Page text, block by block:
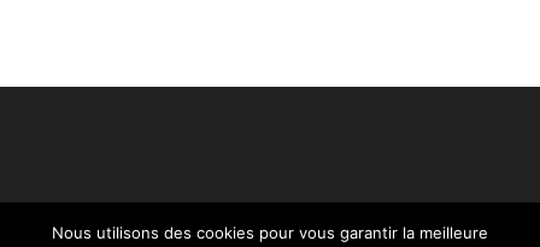
Nous utilisons des cookies pour vous garantir la meilleure